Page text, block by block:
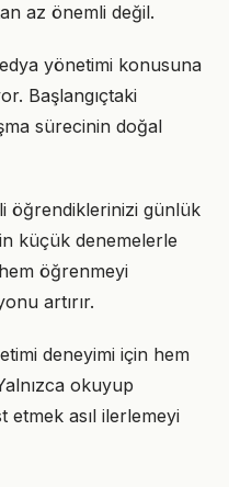
az önemli değil.
yönetimi konusuna
Başlangıçtaki
sürecinin doğal
öğrendiklerinizi günlük
küçük denemelerle
öğrenmeyi
artırır.
deneyimi için hem
okuyup
etmek asıl ilerlemeyi